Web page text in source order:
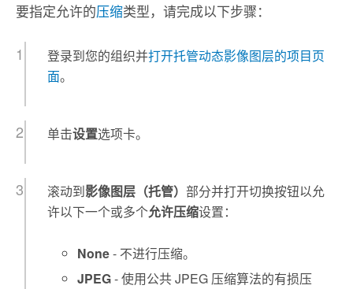
要指定允许的压缩类型，请完成以下步骤：
登录到您的组织并打开托管动态影像图层的项目页
面。
单击设置选项卡。
滚动到影像图层（托管） 部分并打开切换按钮以允
许以下一个或多个允许压缩设置：
None- 不进行压缩。
JPEG- 使用公共 JPEG 压缩算法的有损压